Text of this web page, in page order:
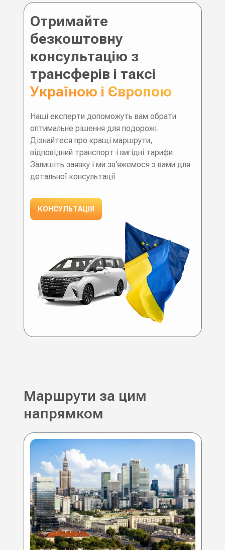
Отримайте
безкоштовну
консультацію з
трансферів і таксі
Україною і Європою
Наші експерти допоможуть вам обрати
оптимальне рішення для подорожі.
Дізнайтеся про кращі маршрути,
відповідний транспорт і вигідні тарифи.
Залишіть заявку і ми зв'яжемося з вами для
детальної консультації
КОНСУЛЬТАЦІЯ
Маршрути за цим
напрямком